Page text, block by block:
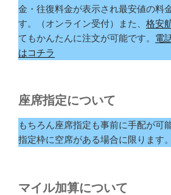
金・往復料金が表示され最安値の料
す。（オンライン受付）また、 格安
てもかんたんに注文が可能です。 電
はコチラ
座席指定について
もちろん座席指定も事前に手配が可
指定枠に空席がある場合に限ります。
マイル加算について